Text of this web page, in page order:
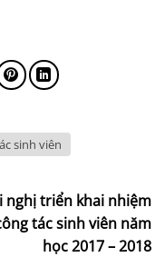
sinh viên
nghị triển khai nhiệm
tác sinh viên năm
học 2017 – 2018